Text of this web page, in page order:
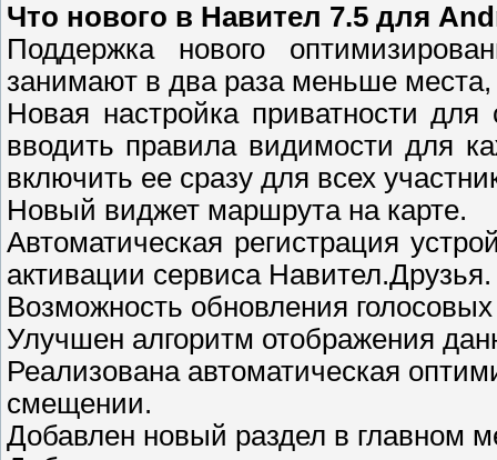
Что нового в Навител 7.5 для
Поддержка нового
занимают в два раза меньше
Новая настройка приватности
вводить правила видимости для
включить ее сразу для всех
Новый виджет маршрута на карте.
Автоматическая регистрация
активации сервиса Навител.Друзья.
Возможность обновления
Улучшен алгоритм отображения
Реализована автоматическая
смещении.
Добавлен новый раздел в